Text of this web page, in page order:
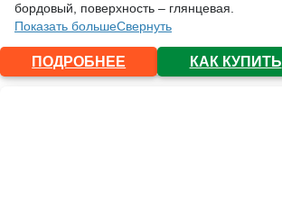
бордовый, поверхность – глянцевая.
Показать большеСвернуть
ПОДРОБНЕЕ КАК КУПИТЬ